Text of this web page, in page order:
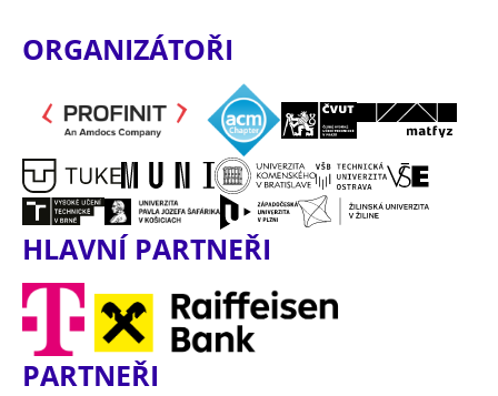
ORGANIZÁTOŘI
HLAVNÍ PARTNEŘI
PARTNEŘI